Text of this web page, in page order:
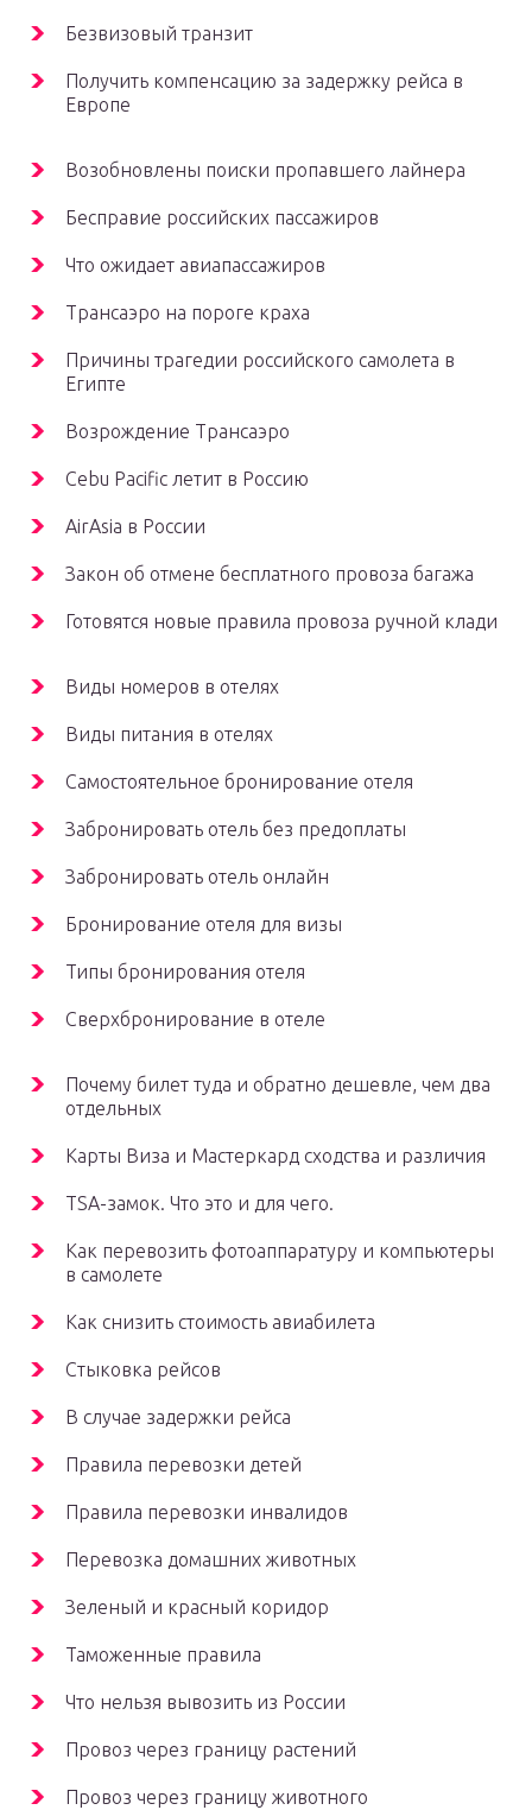
Безвизовый транзит
Получить компенсацию за задержку рейса в
Европе
Возобновлены поиски пропавшего лайнера
Бесправие российских пассажиров
Что ожидает авиапассажиров
Трансаэро на пороге краха
Причины трагедии российского самолета в
Египте
Возрождение Трансаэро
Cebu Pacific летит в Россию
AirAsia в России
Закон об отмене бесплатного провоза багажа
Готовятся новые правила провоза ручной клади
Виды номеров в отелях
Виды питания в отелях
Самостоятельное бронирование отеля
Забронировать отель без предоплаты
Забронировать отель онлайн
Бронирование отеля для визы
Типы бронирования отеля
Сверхбронирование в отеле
Почему билет туда и обратно дешевле, чем два
отдельных
Карты Виза и Мастеркард сходства и различия
TSA-замок. Что это и для чего.
Как перевозить фотоаппаратуру и компьютеры
в самолете
Как снизить стоимость авиабилета
Стыковка рейсов
В случае задержки рейса
Правила перевозки детей
Правила перевозки инвалидов
Перевозка домашних животных
Зеленый и красный коридор
Таможенные правила
Что нельзя вывозить из России
Провоз через границу растений
Провоз через границу животного